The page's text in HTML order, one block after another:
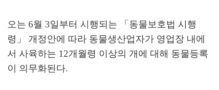
오는 6월 3일부터 시행되는 「 동물보호법 시행
령 」 개정안에 따라 동물생산업자가 영업장 내에
서 사육하는 12개월령 이상의 개에 대해 동물등록
이 의무화된다.